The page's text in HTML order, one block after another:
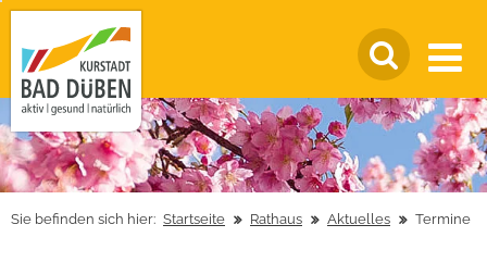
Sie befinden sich hier: Startseite Rathaus Aktuelles Termine